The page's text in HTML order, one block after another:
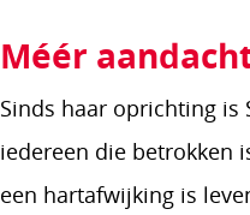
Méér
Sinds haar oprichting
iedereen die betrokken
een hartafwijking is